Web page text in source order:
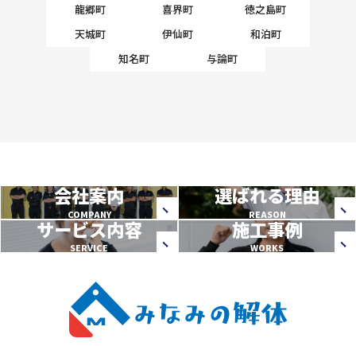
龍郷町
喜界町
徳之島町
天城町
伊仙町
和泊町
知名町
与論町
会社案内
COMPANY
選ばれる理由
REASON
サービス内容
SERVICE
施工事例
WORKS